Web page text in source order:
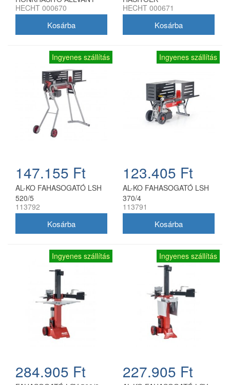
HECHT 670-HEZ
HECHT 000670
HECHT 000671
Ingyenes szállítás
147.155 Ft
AL-KO FAHASOGATÓ LSH
520/5
113792
Ingyenes szállítás
123.405 Ft
AL-KO FAHASOGATÓ LSH
370/4
113791
Ingyenes szállítás
284.905 Ft
Ingyenes szállítás
227.905 Ft